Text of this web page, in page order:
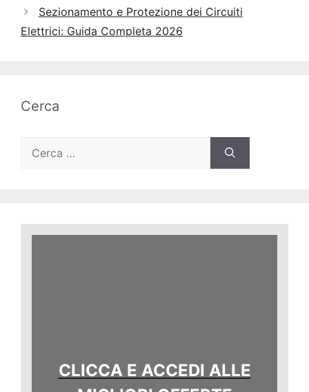
Sezionamento e Protezione dei Circuiti
Elettrici: Guida Completa 2026
Cerca
per:
CLICCA E ACCEDI ALLE